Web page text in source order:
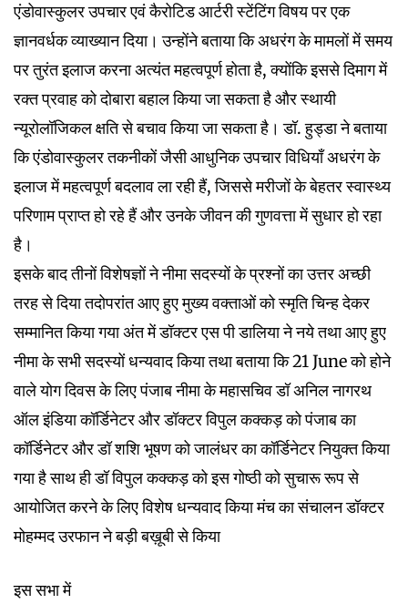
एंडोवास्कुलर उपचार एवं कैरोटिड आर्टरी स्टेंटिंग विषय पर एक
ज्ञानवर्धक व्याख्यान दिया। उन्होंने बताया कि अधरंग के मामलों में समय
पर तुरंत इलाज करना अत्यंत महत्वपूर्ण होता है, क्योंकि इससे दिमाग में
रक्त प्रवाह को दोबारा बहाल किया जा सकता है और स्थायी
न्यूरोलॉजिकल क्षति से बचाव किया जा सकता है। डॉ. हुड्डा ने बताया
कि एंडोवास्कुलर तकनीकों जैसी आधुनिक उपचार विधियाँ अधरंग के
इलाज में महत्वपूर्ण बदलाव ला रही हैं, जिससे मरीजों के बेहतर स्वास्थ्य
परिणाम प्राप्त हो रहे हैं और उनके जीवन की गुणवत्ता में सुधार हो रहा
है।
इसके बाद तीनों विशेषज्ञों ने नीमा सदस्यों के प्रश्नों का उत्तर अच्छी
तरह से दिया तदोपरांत आए हुए मुख्य वक्ताओं को स्मृति चिन्ह देकर
सम्मानित किया गया अंत में डॉक्टर एस पी डालिया ने नये तथा आए हुए
नीमा के सभी सदस्यों धन्यवाद किया तथा बताया कि 21 June को होने
वाले योग दिवस के लिए पंजाब नीमा के महासचिव डॉ अनिल नागरथ
ऑल इंडिया कॉर्डिनेटर और डॉक्टर विपुल कक्कड़ को पंजाब का
कॉर्डिनेटरऔरडॉ शशि भूषण को जालंधर का कॉर्डिनेटर नियुक्त किया
गया है साथ ही डॉ विपुल कक्कड़ को इस गोष्ठी को सुचारू रूप से
आयोजित करने के लिए विशेष धन्यवाद किया मंच का संचालन डॉक्टर
मोहम्मद उरफान ने बड़ी बख़ूबी से किया
इस सभा में